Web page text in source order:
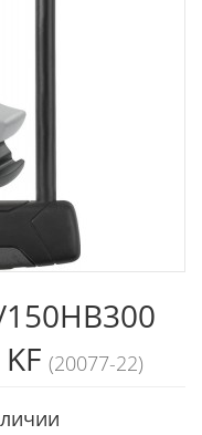
(20077-22)